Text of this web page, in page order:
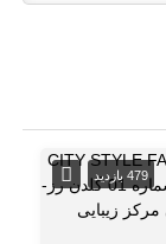
479 بازدید